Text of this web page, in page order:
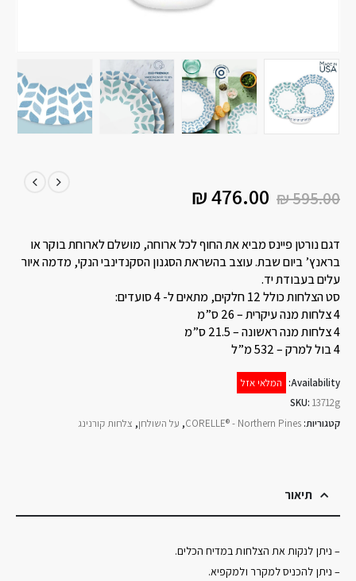
₪595.00
₪476.00
דגם נורטן פיינס מביא את החוף לכל ארוחה, מושלם לארוחת בוקר או
בראנץ’ ביום שבת. עוצב בהשראת הסגנון הסקנדינבי הנקי, מדמה איור
עלים בעבודת יד.
סט הצלחות כולל 12 חלקים, מתאים ל- 4 סועדים:
4 צלחות מנה עיקרית – 26 ס”מ
4 צלחות מנה ראשונה – 21.5 ס”מ
4 בול למרק – 532 מ”ל
Availability:
המלאי אזל
SKU: 13712g
קטגוריות:CORELLE® - Northern Pines
, על השולחן, צלחות קורנינג
תיאור
– ניתן לנקות את הצלחות במדיח הכלים.
– ניתן להכניס למקרר ולמקפיא.